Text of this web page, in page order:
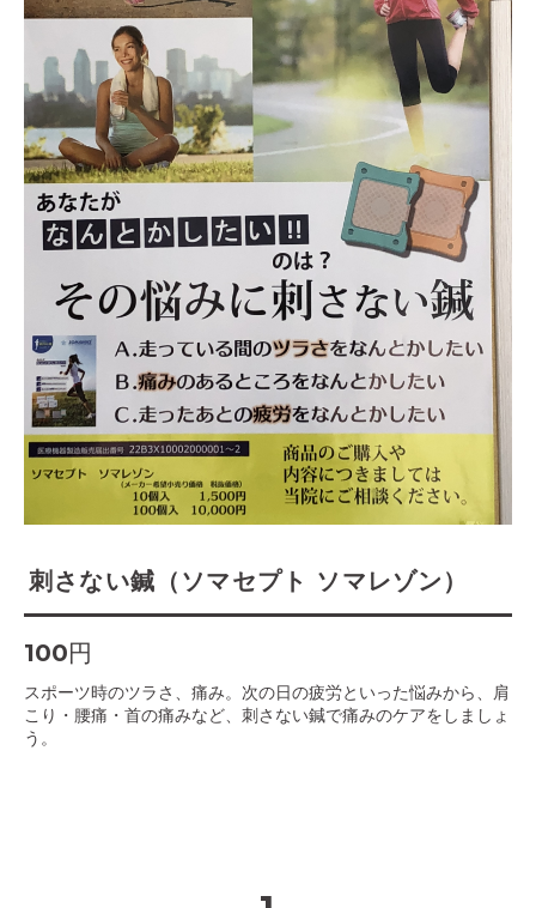
刺さない鍼（ソマセプト ソマレゾン）
100円
スポーツ時のツラさ、痛み。次の日の疲労といった悩みから、肩
こり・腰痛・首の痛みなど、刺さない鍼で痛みのケアをしましょ
う。